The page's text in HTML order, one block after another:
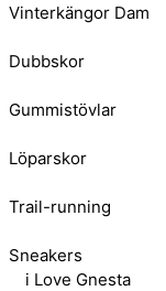
Vinterkängor Dam
Dubbskor
Gummistövlar
Löparskor
Trail-running
Sneakers
i Love Gnesta